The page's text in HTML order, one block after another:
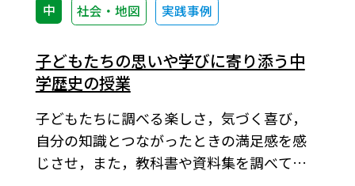
中 社会・地図 実践事例
子どもたちの思いや学びに寄り添う中
学歴史の授業
子どもたちに調べる楽しさ，気づく喜び，
自分の知識とつながったときの満足感を感
じさせ，また，教科書や資料集を調べて言